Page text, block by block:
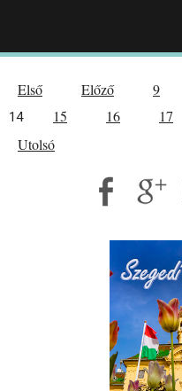
Első Előző 9
14 15 16 17
Utolsó